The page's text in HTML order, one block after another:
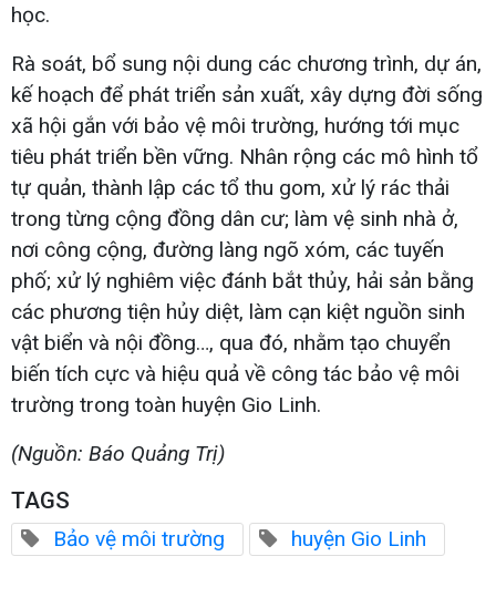
học.
Rà soát, bổ sung nội dung các chương trình, dự án,
kế hoạch để phát triển sản xuất, xây dựng đời sống
xã hội gắn với bảo vệ môi trường, hướng tới mục
tiêu phát triển bền vững. Nhân rộng các mô hình tổ
tự quản, thành lập các tổ thu gom, xử lý rác thải
trong từng cộng đồng dân cư; làm vệ sinh nhà ở,
nơi công cộng, đường làng ngõ xóm, các tuyến
phố; xử lý nghiêm việc đánh bắt thủy, hải sản bằng
các phương tiện hủy diệt, làm cạn kiệt nguồn sinh
vật biển và nội đồng…, qua đó, nhằm tạo chuyển
biến tích cực và hiệu quả về công tác bảo vệ môi
trường trong toàn huyện Gio Linh.
(Nguồn: Báo Quảng Trị)
TAGS
Bảo vệ môi trường huyện Gio Linh